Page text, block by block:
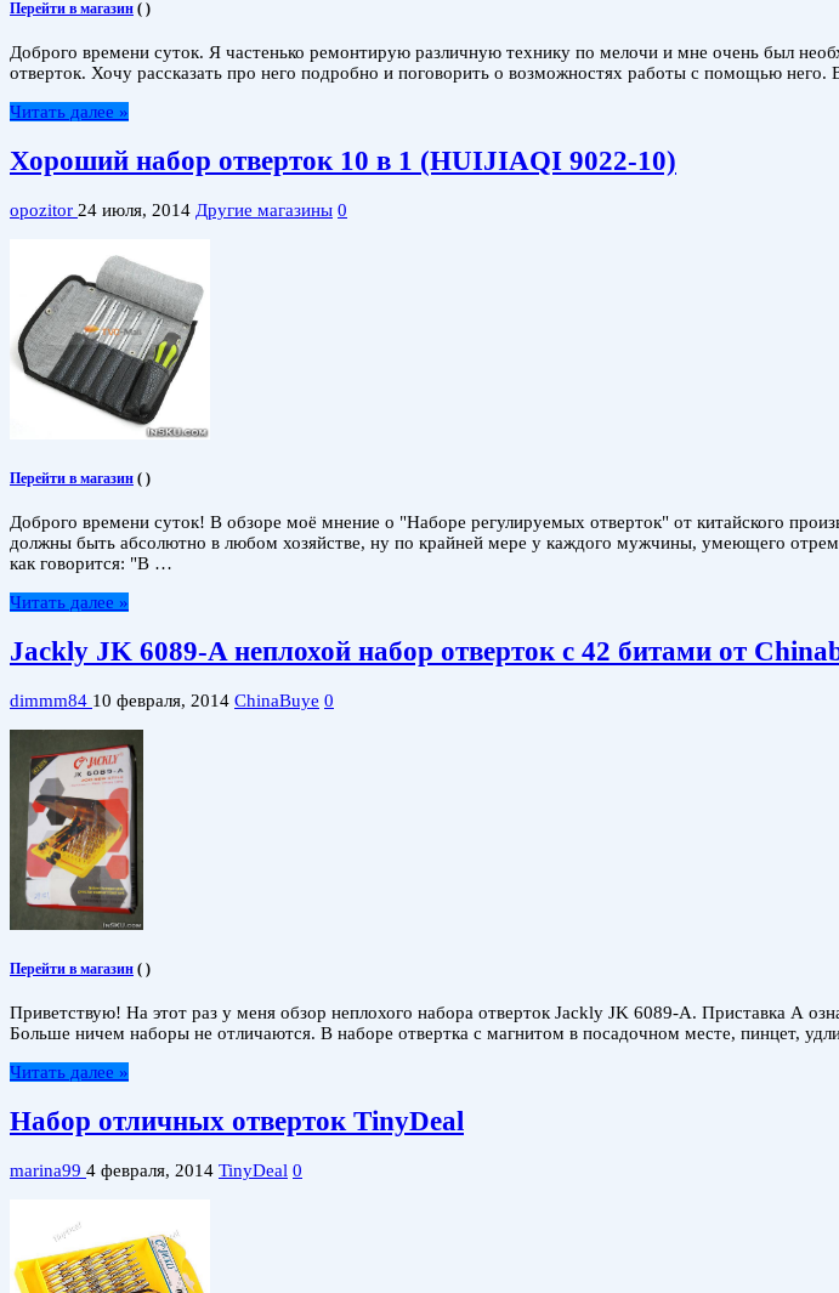
Перейти в магазин ( )
Доброго времени суток. Я частенько ремонтирую различную технику по мелочи и мне очень был
отверток. Хочу рассказать про него подробно и поговорить о возможностях работы с помощью
Читать далее »
Хороший набор отверток 10 в 1 (HUIJIAQI 9022-10)
opozitor 24 июля, 2014 Другие магазины 0
Перейти в магазин ( )
Доброго времени суток! В обзоре моё мнение о "Наборе регулируемых отверток" от китайского
должны быть абсолютно в любом хозяйстве, ну по крайней мере у каждого мужчины, умеющего
как говорится: "В …
Читать далее »
Jackly JK 6089-A неплохой набор отверток с 42 битами от
dimmm84 10 февраля, 2014 ChinaBuye 0
Перейти в магазин ( )
Приветствую! На этот раз у меня обзор неплохого набора отверток Jackly JK 6089-A. Приставка А
Больше ничем наборы не отличаются. В наборе отвертка с магнитом в посадочном месте, пинцет,
Читать далее »
Набор отличных отверток TinyDeal
marina99 4 февраля, 2014 TinyDeal 0